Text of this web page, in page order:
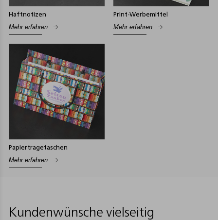
Haftnotizen
Mehr erfahren
Print-Werbemittel
Mehr erfahren
Papiertragetaschen
Mehr erfahren
Kundenwünsche vielseitig